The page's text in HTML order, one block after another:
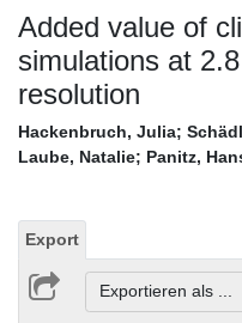
Added value of
simulations at
resolution
Hackenbruch, Julia;
Laube, Natalie; Panitz,
Export
Exportieren als